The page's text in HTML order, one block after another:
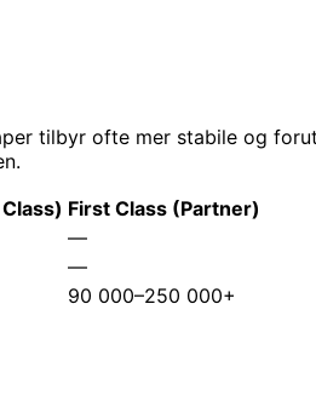
tilbyr ofte mer stabile og
First Class (Partner)
—
—
90 000–250 000+